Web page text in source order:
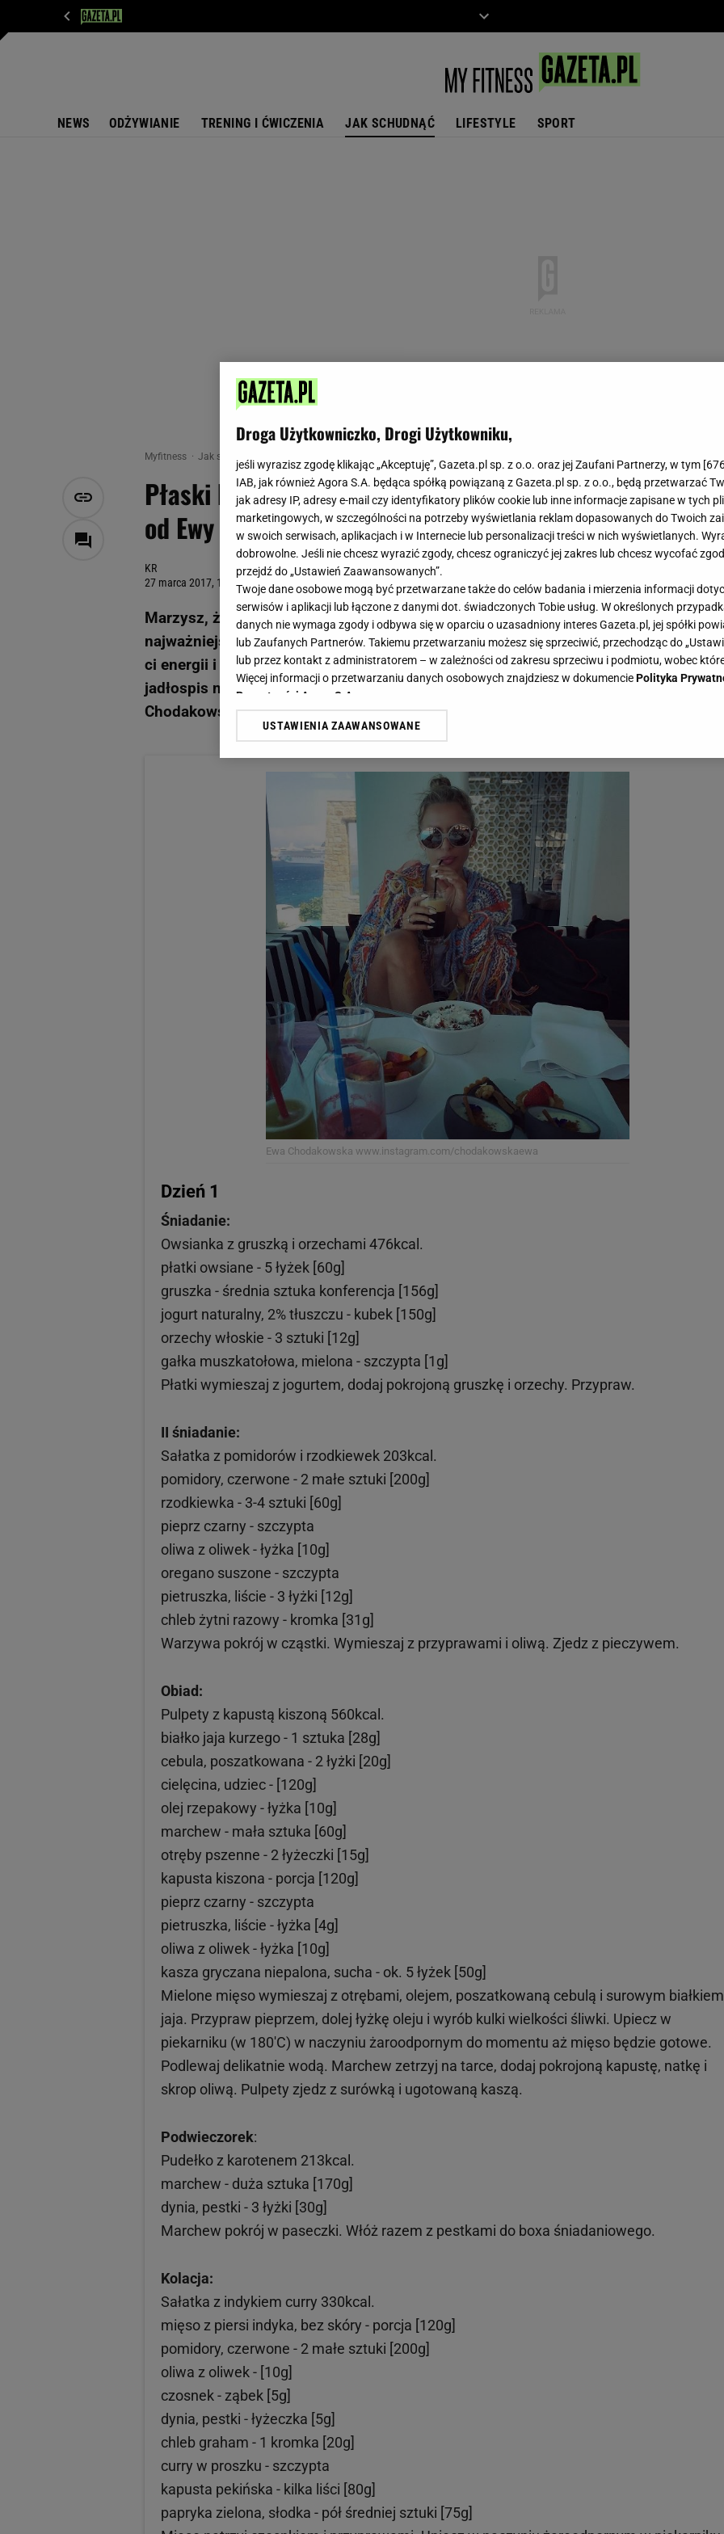
NEWS ODŻYWIANIE TRENING I ĆWICZENIA JAK SCHUDNĄĆ LIFESTYLE SPORT
Myfitness Jak schudnąć
Płaski brzuch robi się w kuchni. Przepisy na cały
od Ewy Chodakowskiej! [JADŁOSPIS]
KR
27 marca 2017, 14:43
Marzysz, żeby poczuć się lekko i cieszyć się płaskim brzuchem? Pamiętaj, że
najważniejsza jest odpowiednia dieta! Nie tylko pomoże ci osiągnąć cel, ale także
ci energii i wpłynie pozytywnie na twoje samopoczucie. Przedstawiamy zdrowy
jadłospis na cały tydzień, którym podzieliła się na swoim Facebooku trenerka Ewa
Chodakowska.
Ewa Chodakowska www.instagram.com/chodakowskaewa
Dzień 1
Śniadanie:
Owsianka z gruszką i orzechami 476kcal.
płatki owsiane - 5 łyżek [60g]
gruszka - średnia sztuka konferencja [156g]
jogurt naturalny, 2% tłuszczu - kubek [150g]
orzechy włoskie - 3 sztuki [12g]
gałka muszkatołowa, mielona - szczypta [1g]
Płatki wymieszaj z jogurtem, dodaj pokrojoną gruszkę i orzechy. Przypraw.
II śniadanie:
Sałatka z pomidorów i rzodkiewek 203kcal.
pomidory, czerwone - 2 małe sztuki [200g]
rzodkiewka - 3-4 sztuki [60g]
pieprz czarny - szczypta
oliwa z oliwek - łyżka [10g]
oregano suszone - szczypta
pietruszka, liście - 3 łyżki [12g]
chleb żytni razowy - kromka [31g]
Warzywa pokrój w cząstki. Wymieszaj z przyprawami i oliwą. Zjedz z pieczywem.
Obiad:
Pulpety z kapustą kiszoną 560kcal.
białko jaja kurzego - 1 sztuka [28g]
cebula, poszatkowana - 2 łyżki [20g]
cielęcina, udziec - [120g]
olej rzepakowy - łyżka [10g]
marchew - mała sztuka [60g]
otręby pszenne - 2 łyżeczki [15g]
kapusta kiszona - porcja [120g]
pieprz czarny - szczypta
pietruszka, liście - łyżka [4g]
oliwa z oliwek - łyżka [10g]
kasza gryczana niepalona, sucha - ok. 5 łyżek [50g]
Mielone mięso wymieszaj z otrębami, olejem, poszatkowaną cebulą i surowym białkiem
jaja. Przypraw pieprzem, dolej łyżkę oleju i wyrób kulki wielkości śliwki. Upiecz w
piekarniku (w 180'C) w naczyniu żaroodpornym do momentu aż mięso będzie gotowe.
Podlewaj delikatnie wodą. Marchew zetrzyj na tarce, dodaj pokrojoną kapustę, natkę i
skrop oliwą. Pulpety zjedz z surówką i ugotowaną kaszą.
Podwieczorek:
Pudełko z karotenem 213kcal.
marchew - duża sztuka [170g]
dynia, pestki - 3 łyżki [30g]
Marchew pokrój w paseczki. Włóż razem z pestkami do boxa śniadaniowego.
Kolacja:
Sałatka z indykiem curry 330kcal.
mięso z piersi indyka, bez skóry - porcja [120g]
pomidory, czerwone - 2 małe sztuki [200g]
oliwa z oliwek - [10g]
czosnek - ząbek [5g]
dynia, pestki - łyżeczka [5g]
chleb graham - 1 kromka [20g]
curry w proszku - szczypta
kapusta pekińska - kilka liści [80g]
papryka zielona, słodka - pół średniej sztuki [75g]
Droga Użytkowniczko, Drogi Użytkowniku,
jeśli wyrazisz zgodę klikając „Akceptuję”, Gazeta.pl sp. z o.o. oraz jej Zaufani Partnerzy, w tym [
IAB, jak również Agora S.A. będąca spółką powiązaną z Gazeta.pl sp. z o.o., będą przetwarzać
jak adresy IP, adresy e-mail czy identyfikatory plików cookie lub inne informacje zapisane w tych
marketingowych, w szczególności na potrzeby wyświetlania reklam dopasowanych do Twoich
w swoich serwisach, aplikacjach i w Internecie lub personalizacji treści w nich wyświetlanych.
dobrowolne. Jeśli nie chcesz wyrazić zgody, chcesz ograniczyć jej zakres lub chcesz wycofać
przejdź do „Ustawień Zaawansowanych”.
Twoje dane osobowe mogą być przetwarzane także do celów badania i mierzenia informacji
serwisów i aplikacji lub łączone z danymi dot. świadczonych Tobie usług. W określonych
danych nie wymaga zgody i odbywa się w oparciu o uzasadniony interes Gazeta.pl, jej spółki
lub Zaufanych Partnerów. Takiemu przetwarzaniu możesz się sprzeciwić, przechodząc do
lub przez kontakt z administratorem – w zależności od zakresu sprzeciwu i podmiotu, wobec
Więcej informacji o przetwarzaniu danych osobowych znajdziesz w dokumenciePolityka
Prywatności Agora S.A.
Klikając „Akceptuję” wyrażasz też zgodę na zainstalowanie i przechowywanie plików cookie
odnośnik „Ustawienia prywatności ” w stopce serwisu i przechodząc do „Ustawień
plików cookie możliwa jest także za pomocą ustawień przeglądarki.
My, nasi Zaufani Partnerzy i Agora S.A. możemy przetwarzać dane osobowe w następujących
Użycie dokładnych danych geolokalizacyjnych. Aktywne skanowanie charakterystyki urządzenia
Przechowywanie informacji na urządzeniu lub dostęp do nich. Spersonalizowane reklamy i treści,
badnie odbiorców i ulepszanie usług.Lista Zaufanych Partnerów
USTAWIENIA ZAAWANSOWANE